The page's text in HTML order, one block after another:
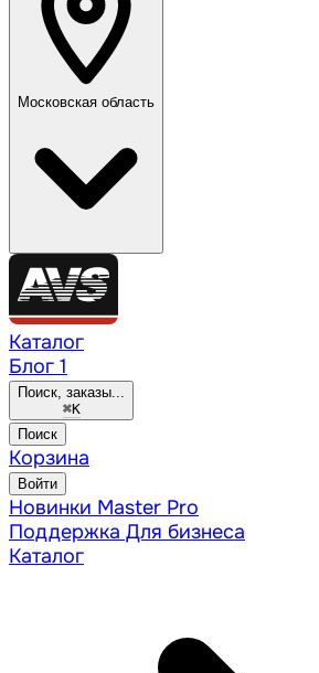
Московская область
Каталог
Блог 1
Поиск, заказы...
⌘K
Поиск
Корзина
Войти
Новинки Master Pro
Поддержка Для бизнеса
Каталог